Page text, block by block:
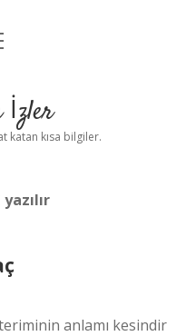
İzler
katan kısa bilgiler.
anlamı kesindir